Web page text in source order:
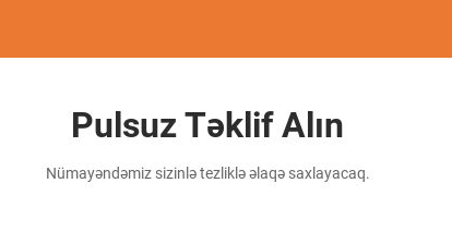
Pulsuz Təklif Alın
Nümayəndəmiz sizinlə tezliklə əlaqə saxlayacaq.